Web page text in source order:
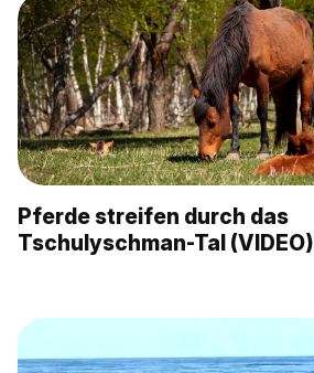
Pferde streifen durch das
Tschulyschman-Tal (VIDEO)